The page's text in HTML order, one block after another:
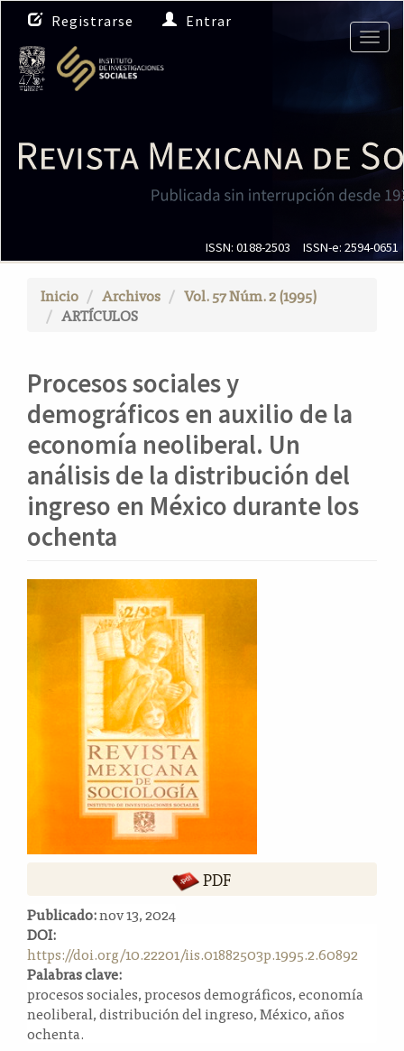
N
a
v
e
g
i
ó
n
c
C
o
n
t
e
n
i
o
r
a
r
a
l
Registrarse Entrar
ISSN: 0188-2503 ISSN-e: 2594-0651
Inicio Archivos
Vol. 57 Núm. 2 (1995)
ARTÍCULOS
Procesos sociales y
demográficos en auxilio de la
economía neoliberal. Un
análisis de la distribución del
ingreso en México durante los
ochenta
Barra
lateral
del
artículo
PDF
Publicado:nov 13, 2024
DOI:
https://doi.org/10.22201/iis.01882503p.1995.2.60892
Palabras clave:
procesos sociales, procesos demográficos, economía
neoliberal, distribución del ingreso, México, años
ochenta.